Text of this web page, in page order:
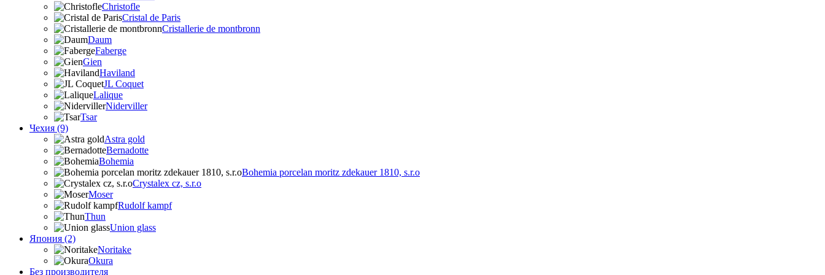
Christofle
Cristal de Paris
Cristallerie de montbronn
Daum
Faberge
Gien
Haviland
JL Coquet
Lalique
Niderviller
Tsar
Чехия (9)
Astra gold
Bernadotte
Bohemia
Bohemia porcelan moritz zdekauer 1810, s.r.o
Crystalex cz, s.r.o
Moser
Rudolf kampf
Thun
Union glass
Япония (2)
Noritake
Okura
Без производителя